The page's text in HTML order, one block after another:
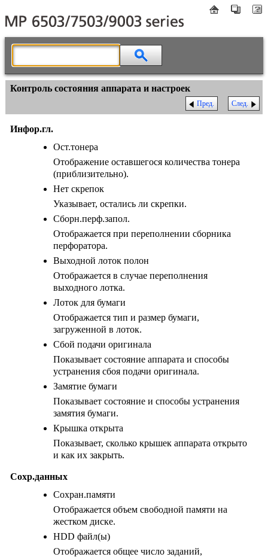
Контроль состояния аппарата и настроек
Пред. След.
Инфор.гл.
Ост.тонера
Отображение оставшегося количества тонера
(приблизительно).
Нет скрепок
Указывает, остались ли скрепки.
Сборн.перф.запол.
Отображается при переполнении сборника
перфоратора.
Выходной лоток полон
Отображается в случае переполнения
выходного лотка.
Лоток для бумаги
Отображается тип и размер бумаги,
загруженной в лоток.
Сбой подачи оригинала
Показывает состояние аппарата и способы
устранения сбоя подачи оригинала.
Замятие бумаги
Показывает состояние и способы устранения
замятия бумаги.
Крышка открыта
Показывает, сколько крышек аппарата открыто
и как их закрыть.
Сохр.данных
Сохран.памяти
Отображается объем свободной памяти на
жестком диске.
HDD файл(ы)
Отображается общее число заданий,